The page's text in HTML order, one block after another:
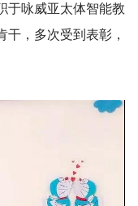
于咏威亚太体智能教
，多次受到表彰，